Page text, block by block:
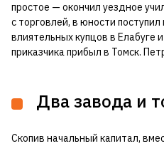
простое — окончил уездное
с торговлей, в юности
влиятельных купцов в Елабуге
приказчика прибыл в Томск.
Два завода и
Скопив начальный капитал,